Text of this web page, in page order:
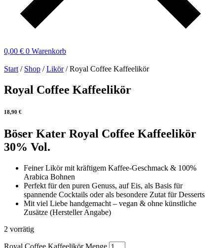
0,00 € 0 Warenkorb
Start / Shop /Likör/ Royal Coffee Kaffeelikör
Royal Coffee Kaffeelikör
18,90 €
Böser Kater Royal Coffee Kaffeelikör
30% Vol.
Feiner Likör mit kräftigem Kaffee-Geschmack & 100%
Arabica Bohnen
Perfekt für den puren Genuss, auf Eis, als Basis für
spannende Cocktails oder als besondere Zutat für Desserts
Mit viel Liebe handgemacht – vegan & ohne künstliche
Zusätze (Hersteller Angabe)
2 vorrätig
Royal Coffee Kaffeelikör Menge